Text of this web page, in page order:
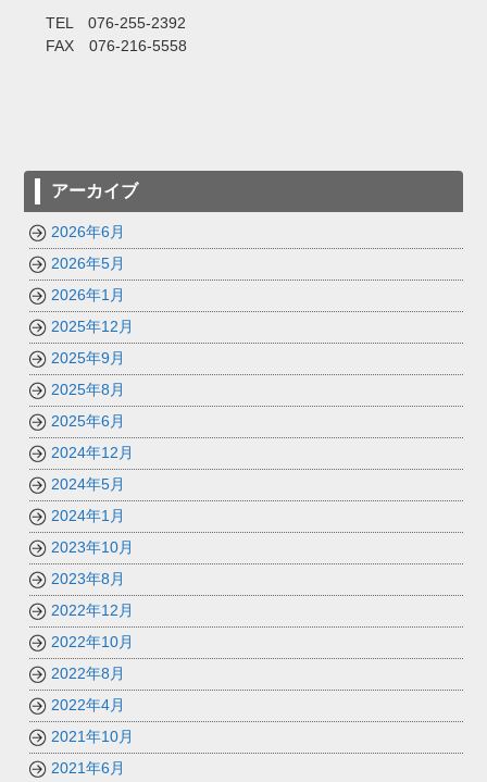
TEL 076-255-2392
FAX 076-216-5558
アーカイブ
2026年6月
2026年5月
2026年1月
2025年12月
2025年9月
2025年8月
2025年6月
2024年12月
2024年5月
2024年1月
2023年10月
2023年8月
2022年12月
2022年10月
2022年8月
2022年4月
2021年10月
2021年6月